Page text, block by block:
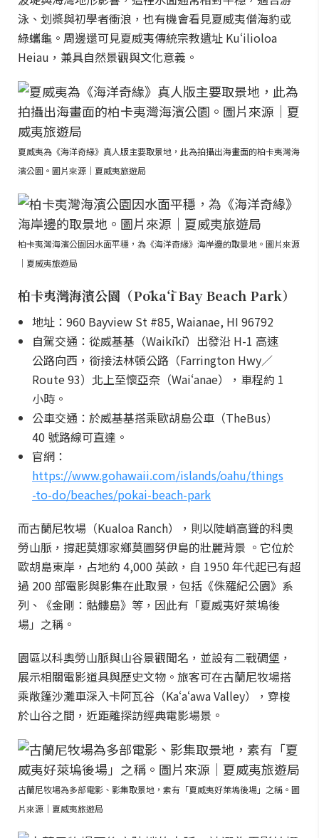
泳、划槳與初學者衝浪，也有機會看見夏威夷僧海豹或
綠蠵龜。周邊還可見夏威夷傳統宗教遺址 Kuʻilioloa
Heiau，兼具自然景觀與文化意義。
夏威夷為《海洋奇緣》真人版主要取景地，此為拍攝出海畫面的柏卡夷灣海
濱公園。圖片來源｜夏威夷旅遊局
柏卡夷灣海濱公園因水面平穩，為《海洋奇緣》海岸邊的取景地。圖片來源
｜夏威夷旅遊局
柏卡夷灣海濱公園（Pōkaʻī Bay Beach Park）
地址：960 Bayview St #85, Waianae, HI 96792
自駕交通：從威基基（Waikīkī）出發沿 H-1 高速
公路向西，銜接法林頓公路（Farrington Hwy／
Route 93）北上至懷亞奈（Waiʻanae），車程約 1
小時。
公車交通：於威基基搭乘歐胡島公車（TheBus）
40 號路線可直達。
官網：
https://www.gohawaii.com/islands/oahu/things
-to-do/beaches/pokai-beach-park
而古蘭尼牧場（Kualoa Ranch），則以陡峭高聳的科奧
勞山脈，撐起莫娜家鄉莫圖努伊島的壯麗背景 。它位於
歐胡島東岸，占地約 4,000 英畝，自 1950 年代起已有超
過 200 部電影與影集在此取景，包括《侏羅紀公園》系
列、《金剛：骷髏島》等，因此有「夏威夷好萊塢後
場」之稱。
園區以科奧勞山脈與山谷景觀聞名，並設有二戰碉堡，
展示相關電影道具與歷史文物。旅客可在古蘭尼牧場搭
乘敞篷沙灘車深入卡阿瓦谷（Kaʻaʻawa Valley），穿梭
於山谷之間，近距離探訪經典電影場景。
古蘭尼牧場為多部電影、影集取景地，素有「夏威夷好萊塢後場」之稱。圖
片來源｜夏威夷旅遊局